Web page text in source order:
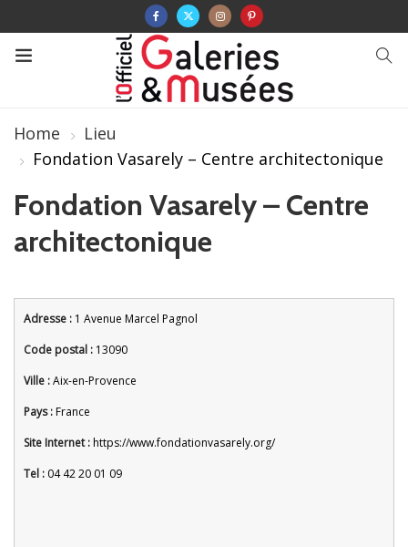
Home
Lieu
Fondation Vasarely – Centre architectonique
Fondation Vasarely – Centre
architectonique
Adresse : 1 Avenue Marcel Pagnol
Code postal : 13090
Ville :Aix-en-Provence
Pays :France
Site Internet :https://www.fondationvasarely.org/
Tel : 04 42 20 01 09